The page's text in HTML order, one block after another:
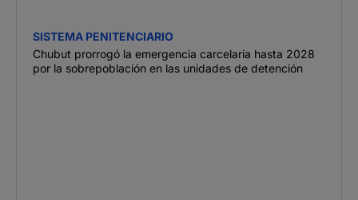
SISTEMA PENITENCIARIO
Chubut prorrogó la emergencia carcelaria hasta 2028
por la sobrepoblación en las unidades de detención